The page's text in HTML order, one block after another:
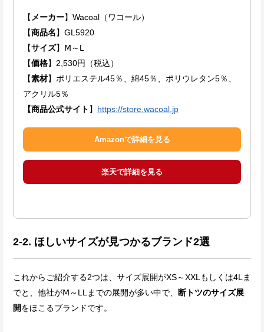
【 メーカー】Wacoal（ワコール）
【商品名】GL5920
【サイズ】Ⅿ～L
【価格】2,530円（税込）
【素材】ポリエステル45％、綿45％、ポリウレタン5％、
アクリル5％
【商品公式サイト 】 https://store.wacoal.jp
Amazonで詳細を見る
楽天で詳細を見る
2-2. ほしいサイズが見つかるブランド2選
これからご紹介する2つは、サイズ展開がXS～XXLもしくは4Lま
でと、他社がⅯ～LLまでの展開が多い中で、 断トツのサイズ展
開をほこるブランドです。